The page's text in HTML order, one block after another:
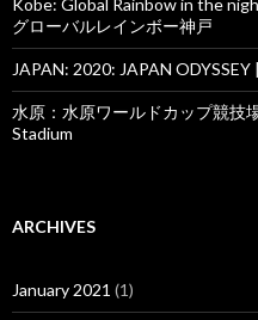
グローバルレインボー神戸
JAPAN: 2020: JAPAN
水原：水原ワールドカップ競技
Stadium
ARCHIVES
January 2021 (1)